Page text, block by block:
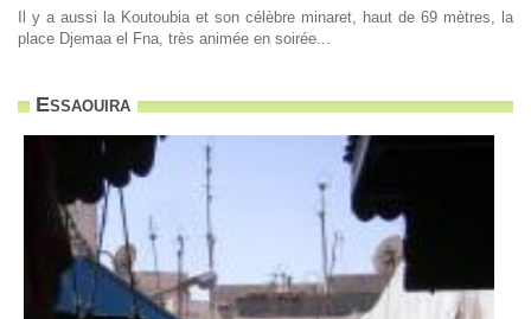
Il y a aussi la Koutoubia et son célèbre minaret, haut de 69 mètres, la
place Djemaa el Fna, très animée en soirée...
Essaouira